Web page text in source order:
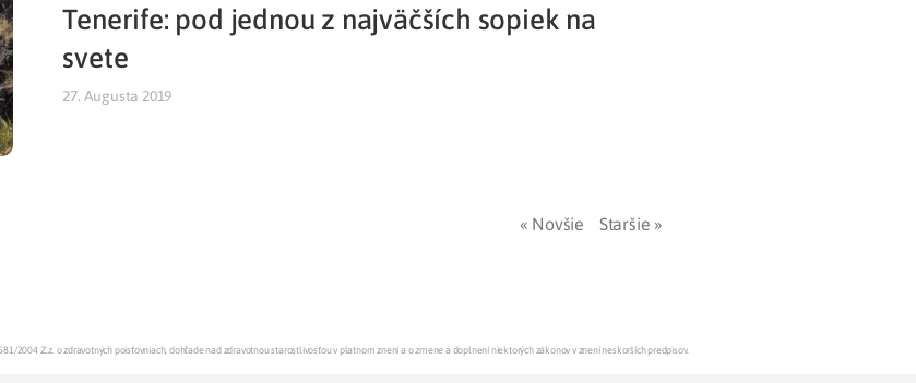
Tenerife: pod jednou z najväčších sopiek na
svete
27. Augusta 2019
« Novšie Staršie »
2004 Z.z. o zdravotných poisťovniach, dohľade nad zdravotnou starostlivosťou v platnom znení a o zmene a doplnení niektorých zákonov v znení neskorších predpisov.